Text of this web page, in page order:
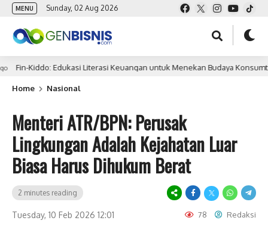
MENU Sunday, 02 Aug 2026
Kiddo: Edukasi Literasi Keuangan untuk Menekan Budaya Konsumtif
Home Nasional
Menteri ATR/BPN: Perusak
Lingkungan Adalah Kejahatan Luar
Biasa Harus Dihukum Berat
2 minutes reading
Tuesday, 10 Feb 2026 12:01 78 Redaksi